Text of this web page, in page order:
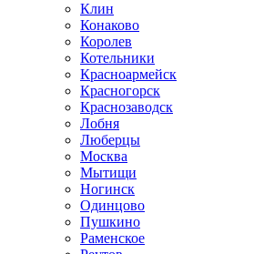
Клин
Конаково
Королев
Котельники
Красноармейск
Красногорск
Краснозаводск
Лобня
Люберцы
Москва
Мытищи
Ногинск
Одинцово
Пушкино
Раменское